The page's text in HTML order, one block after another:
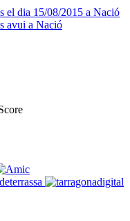
el dia 15/08/2015 a Nació
avui a Nació